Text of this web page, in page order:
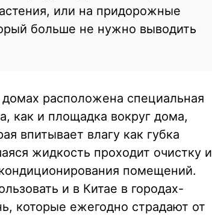
или на придорожные
больше не нужно выводить
расположена специальная
как и площадка вокруг дома,
впитывает влагу как губка
жидкость проходит очистку и
помещений.
и в Китае в городах-
которые ежегодно страдают от